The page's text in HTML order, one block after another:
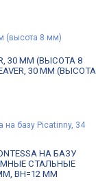
30 ММ (ВЫСОТА 8
30 ММ (ВЫСОТА
НА БАЗУ
СТАЛЬНЫЕ
BH=12 ММ